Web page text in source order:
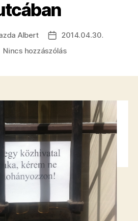
Albert
Bejegyzés
dátuma
2014.04.30.
Nincs hozzászólása(z)
utcában
bejegyzéshez